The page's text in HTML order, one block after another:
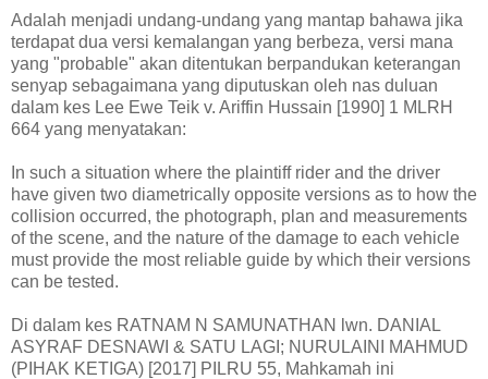
Adalah menjadi undang-undang yang mantap bahawa jika
terdapat dua versi kemalangan yang berbeza, versi mana
yang "probable" akan ditentukan berpandukan keterangan
senyap sebagaimana yang diputuskan oleh nas duluan
dalam kes Lee Ewe Teik v. Ariffin Hussain [1990] 1 MLRH
664 yang menyatakan:
In such a situation where the plaintiff rider and the driver
have given two diametrically opposite versions as to how the
collision occurred, the photograph, plan and measurements
of the scene, and the nature of the damage to each vehicle
must provide the most reliable guide by which their versions
can be tested.
Di dalam kes RATNAM N SAMUNATHAN lwn. DANIAL
ASYRAF DESNAWI & SATU LAGI; NURULAINI MAHMUD
(PIHAK KETIGA) [2017] PILRU 55, Mahkamah ini